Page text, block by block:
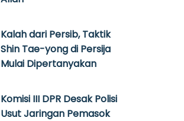
Kalah dari Persib, Taktik
Shin Tae-yong di Persija
Mulai Dipertanyakan
Komisi III DPR Desak Polisi
Usut Jaringan Pemasok